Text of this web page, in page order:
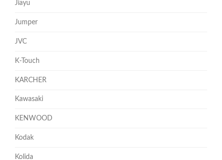
Jiayu
Jumper
JVC
K-Touch
KARCHER
Kawasaki
KENWOOD
Kodak
Kolida